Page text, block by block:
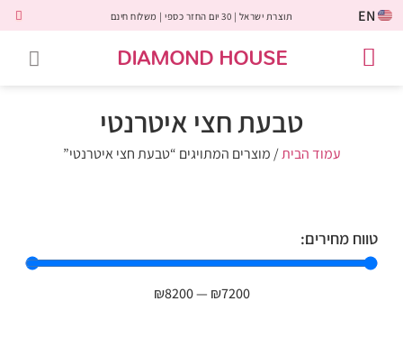
EN תוצרת ישראל | 30 יום החזר כספי | משלוח חינם
DIAMOND HOUSE
טבעת חצי איטרנטי
עמוד הבית/ מוצרים המתויגים “טבעת חצי איטרנטי”
טווח מחירים:
₪7200
—
₪8200